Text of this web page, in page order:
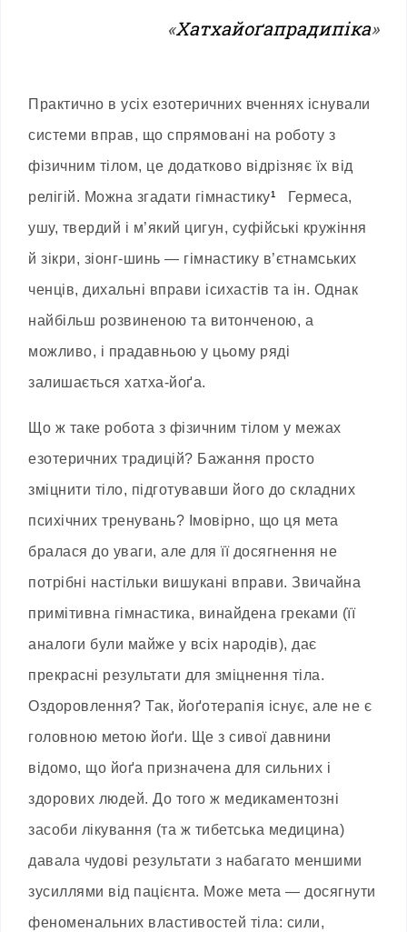
«Хатхайоґапрадипіка»
Практично в усіх езотеричних вченнях існували
системи вправ, що спрямовані на роботу з
фізичним тілом, це додатково відрізняє їх від
релігій. Можна згадати гімнастику¹
Гермеса,
ушу, твердий і м’який цигун, суфійські кружіння
й зікри, зіонг-шинь — гімнастику в’єтнамських
ченців, дихальні вправи ісихастів та ін. Однак
найбільш розвиненою та витонченою, а
можливо, і прадавньою у цьому ряді
залишається хатха-йоґа.
Що ж таке робота з фізичним тілом у межах
езотеричних традицій? Бажання просто
зміцнити тіло, підготувавши його до складних
психічних тренувань? Імовірно, що ця мета
бралася до уваги, але для її досягнення не
потрібні настільки вишукані вправи. Звичайна
примітивна гімнастика, винайдена греками (її
аналоги були майже у всіх народів), дає
прекрасні результати для зміцнення тіла.
Оздоровлення? Так, йоґотерапія існує, але не є
головною метою йоґи. Ще з сивої давнини
відомо, що йоґа призначена для сильних і
здорових людей. До того ж медикаментозні
засоби лікування (та ж тибетська медицина)
давала чудові результати з набагато меншими
зусиллями від пацієнта. Може мета — досягнути
феноменальних властивостей тіла: сили,